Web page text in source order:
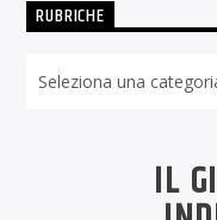
RUBRICHE
IL